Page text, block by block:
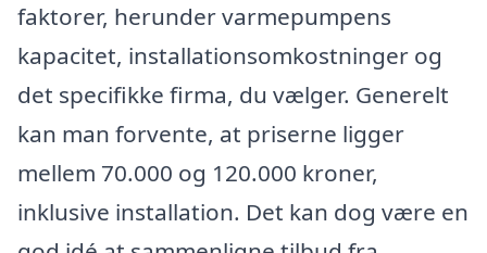
faktorer, herunder varmepumpens
kapacitet, installationsomkostninger og
det specifikke firma, du vælger. Generelt
kan man forvente, at priserne ligger
mellem 70.000 og 120.000 kroner,
inklusive installation. Det kan dog være en